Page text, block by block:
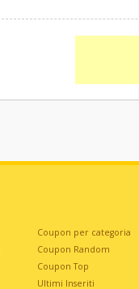
Coupon per categoria
Coupon Random
Coupon Top
Ultimi Inseriti